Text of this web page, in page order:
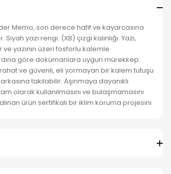
Memo, son derece hafif ve kayarcasına
yazı rengi. (XB) çizgi kalınlığı. Yazı,
yazının üzeri fosforlu kalemle
göre dokümanlara uygun mürekkep.
ve güvenli, eli yormayan bir kalem tutuşu
takılabilir. Aşınmaya dayanıklı
olarak kullanılmasını ve bulaşmamasını
ürün sertifikalı bir iklim koruma projesini